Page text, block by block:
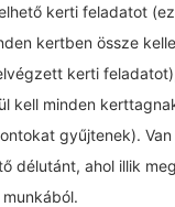
kerti feladatot
kertben össze
kerti
kell minden
gyűjtenek).
délutánt, ahol illik